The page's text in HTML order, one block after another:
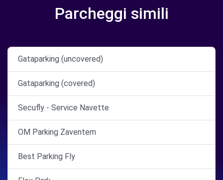
Parcheggi simili
Gataparking (uncovered)
Gataparking (covered)
Secufly - Service Navette
OM Parking Zaventem
Best Parking Fly